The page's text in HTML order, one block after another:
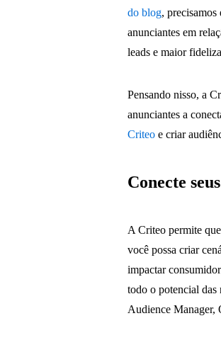
do blog, precisamos
anunciantes em
leads e maior
Pensando nisso, a
anunciantes a
Criteo e criar
Conecte
A Criteo permite
você possa criar
impactar
todo o potencial das
Audience Manager,